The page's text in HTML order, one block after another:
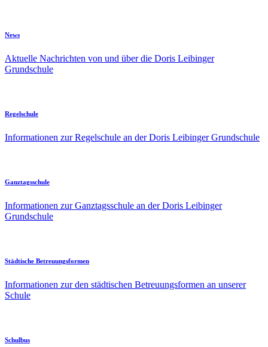
News
Aktuelle Nachrichten von und über die Doris Leibinger
Grundschule
Regelschule
Informationen zur Regelschule an der Doris Leibinger Grundschule
Ganztagsschule
Informationen zur Ganztagsschule an der Doris Leibinger
Grundschule
Städtische Betreuungsformen
Informationen zur den städtischen Betreuungsformen an unserer
Schule
Schulbus